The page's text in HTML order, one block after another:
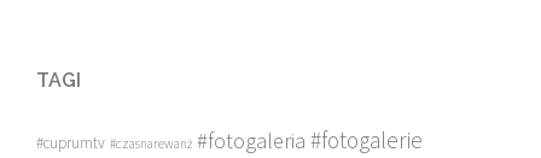
TAGI
#cuprumtv #czasnarewanż #fotogaleria #fotogalerie